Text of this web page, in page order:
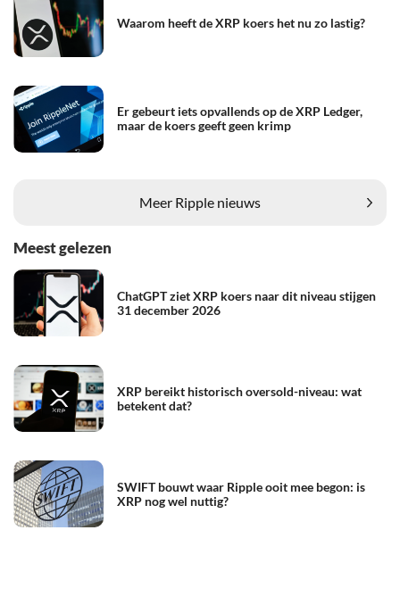
Waarom heeft de XRP koers het nu zo lastig?
Er gebeurt iets opvallends op de XRP Ledger,
maar de koers geeft geen krimp
Meer Ripple nieuws
Meest gelezen
ChatGPT ziet XRP koers naar dit niveau stijgen
31 december 2026
XRP bereikt historisch oversold-niveau: wat
betekent dat?
SWIFT bouwt waar Ripple ooit mee begon: is
XRP nog wel nuttig?